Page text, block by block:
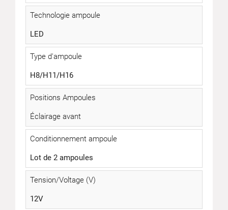
Technologie ampoule
LED
Type d'ampoule
H8/H11/H16
Positions Ampoules
Éclairage avant
Conditionnement ampoule
Lot de 2 ampoules
Tension/Voltage (V)
12V